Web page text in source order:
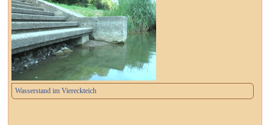
Wasserstand im Viereckteich